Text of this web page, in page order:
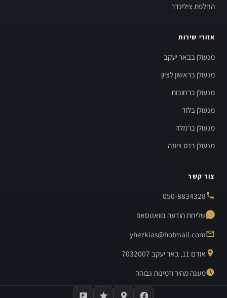
החלפת צילינדר
אזורי שירות
מנעולן בבאר יעקב
מנעולן בראשון לציון
מנעולן ברחובות
מנעולן בלוד
מנעולן ברמלה
מנעולן בנס ציונה
צור קשר
050-8834328
שליחת הודעה בוואטסאפ
yhezkias@hotmail.com
אודם 11, באר יעקב 7032007
מענה מהיר וזמינות גבוהה